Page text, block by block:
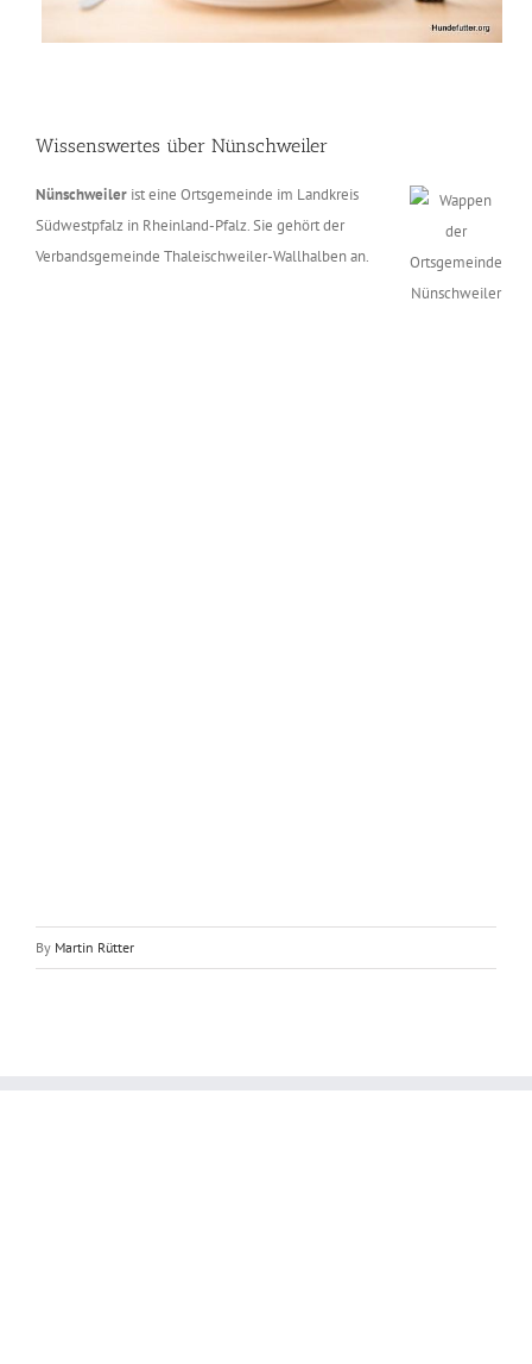
Wissenswertes über Nünschweiler
Nünschweiler ist eine Ortsgemeinde im Landkreis
Südwestpfalz in Rheinland-Pfalz. Sie gehört der
Verbandsgemeinde Thaleischweiler-Wallhalben an.
By Martin Rütter